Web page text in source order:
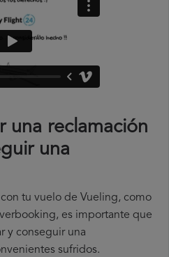
una reclamación
una
tu vuelo de Vueling, como
es importante que
y conseguir una
sufridos.